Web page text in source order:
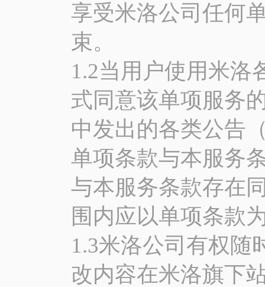
享受米洛公司任何
束。
1.2当用户使用米洛
式同意该单项服务
中发出的各类公告
单项条款与本服务
与本服务条款存在
围内应以单项条款
1.3米洛公司有权随
改内容在米洛旗下